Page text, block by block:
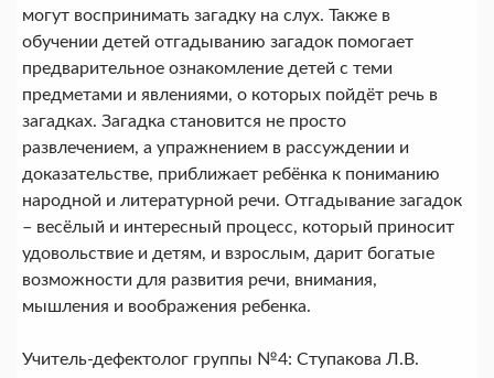
могут воспринимать загадку на слух. Также в
обучении детей отгадыванию загадок помогает
предварительное ознакомление детей с теми
предметами и явлениями, о которых пойдёт речь в
загадках. Загадка становится не просто
развлечением, а упражнением в рассуждении и
доказательстве, приближает ребёнка к пониманию
народной и литературной речи. Отгадывание загадок
– весёлый и интересный процесс, который приносит
удовольствие и детям, и взрослым, дарит богатые
возможности для развития речи, внимания,
мышления и воображения ребенка.
Учитель-дефектолог группы №4: Ступакова Л.В.